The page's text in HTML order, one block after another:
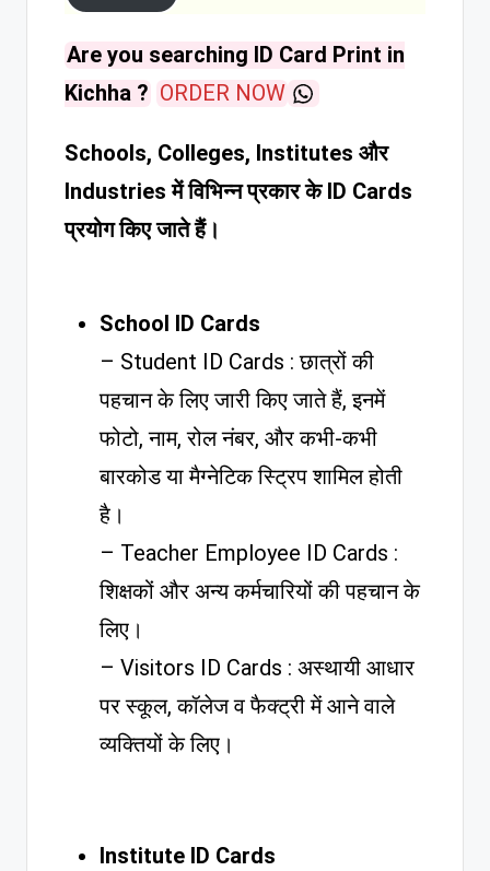
Are you searching ID Card Print in
Kichha ? ORDER NOW
Schools, Colleges, Institutes और
Industries में विभिन्न प्रकार के ID Cards
प्रयोग किए जाते हैं।
School ID Cards
– Student ID Cards : छात्रों की
पहचान के लिए जारी किए जाते हैं, इनमें
फोटो, नाम, रोल नंबर, और कभी-कभी
बारकोड या मैग्नेटिक स्ट्रिप शामिल होती
है।
– Teacher Employee ID Cards :
शिक्षकों और अन्य कर्मचारियों की पहचान के
लिए।
– Visitors ID Cards : अस्थायी आधार
पर स्कूल, कॉलेज व फैक्ट्री में आने वाले
व्यक्तियों के लिए।
Institute ID Cards